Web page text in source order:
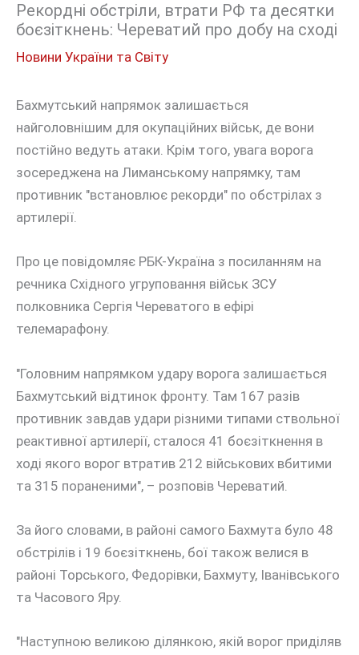
Рекордні обстріли, втрати РФ та десятки
боєзіткнень: Череватий про добу на сході
Новини України та Світу
Бахмутський напрямок залишається
найголовнішим для окупаційних військ, де вони
постійно ведуть атаки. Крім того, увага ворога
зосереджена на Лиманському напрямку, там
противник "встановлює рекорди" по обстрілах з
артилерії.
Про це повідомляє РБК-Україна з посиланням на
речника Східного угруповання військ ЗСУ
полковника Сергія Череватого в ефірі
телемарафону.
"Головним напрямком удару ворога залишається
Бахмутський відтинок фронту. Там 167 разів
противник завдав удари різними типами ствольної
реактивної артилерії, сталося 41 боєзіткнення в
ході якого ворог втратив 212 військових вбитими
та 315 пораненими", – розповів Череватий.
За його словами, в районі самого Бахмута було 48
обстрілів і 19 боєзіткнень, бої також велися в
районі Торського, Федорівки, Бахмуту, Іванівського
та Часового Яру.
"Наступною великою ділянкою, якій ворог приділяв